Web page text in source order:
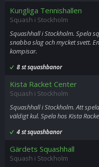
Kungliga Tennishallen
Squash i Stockholm
Squashhall i Stockholm. Spela
snabba slag och mycket svett.
kompisar.
8 st squashbanor
Kista Racket Center
Squash i Stockholm
Squashhall i Stockholm. Att
väldigt kul. Spela hos Kista
4 st squashbanor
Gärdets Squashhall
Squash i Stockholm